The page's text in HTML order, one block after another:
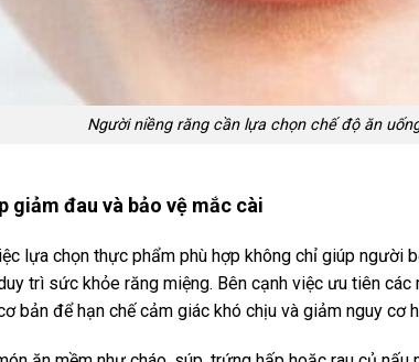
Người niềng răng cần lựa chọn chế độ ăn
giảm đau và bảo vệ mắc cài
lựa chọn thực phẩm phù hợp không chỉ giúp người
trì sức khỏe răng miệng. Bên cạnh việc ưu tiên các
bản để hạn chế cảm giác khó chịu và giảm nguy cơ